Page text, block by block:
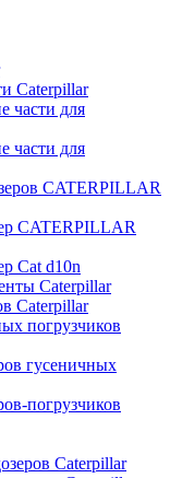
Caterpillar
части для
части для
CATERPILLAR
CATERPILLAR
Сat d10n
Caterpillar
Caterpillar
погрузчиков
гусеничных
погрузчиков
Caterpillar